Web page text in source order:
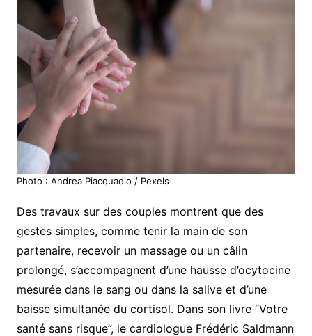
Photo : Andrea Piacquadio / Pexels
Des travaux sur des couples montrent que des
gestes simples, comme tenir la main de son
partenaire, recevoir un massage ou un câlin
prolongé, s’accompagnent d’une hausse d’ocytocine
mesurée dans le sang ou dans la salive et d’une
baisse simultanée du cortisol. Dans son livre “Votre
santé sans risque”, le cardiologue Frédéric Saldmann